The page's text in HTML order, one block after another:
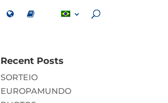
Recent Posts
SORTEIO
EUROPAMUNDO